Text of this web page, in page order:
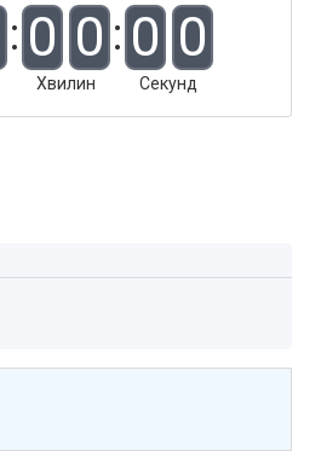
0 0
Хвилин
0 0
Секунд